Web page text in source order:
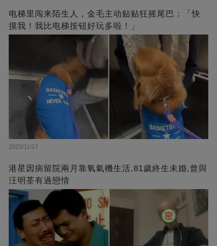
电梯里闯来陌生人，金毛主动贴贴狂摇尾巴：「快
摸我！我比电梯按钮好玩多啦！」
2025/11/17
港星因病留院兩月靠氧氣機生活,81歲終生未婚,曾與
汪明荃有過戀情